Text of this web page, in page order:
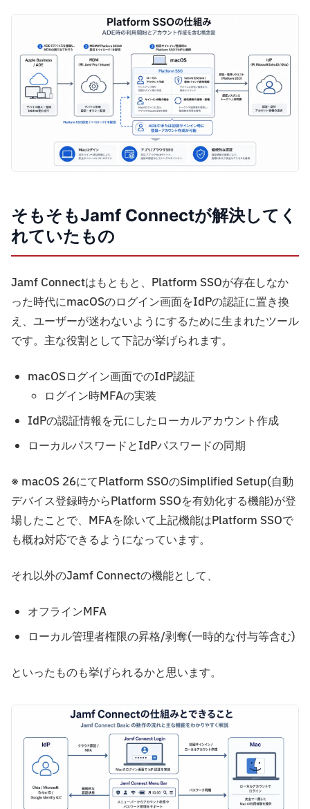
そもそもJamf Connectが解決してく
れていたもの
Jamf Connectはもともと、Platform SSOが存在しなか
った時代にmacOSのログイン画面をIdPの認証に置き換
え、ユーザーが迷わないようにするために生まれたツール
です。主な役割として下記が挙げられます。
macOSログイン画面でのIdP認証
ログイン時MFAの実装
IdPの認証情報を元にしたローカルアカウント作成
ローカルパスワードとIdPパスワードの同期
※ macOS 26にてPlatform SSOのSimplified Setup(自動
デバイス登録時からPlatform SSOを有効化する機能)が登
場したことで、MFAを除いて上記機能はPlatform SSOで
も概ね対応できるようになっています。
それ以外のJamf Connectの機能として、
オフラインMFA
ローカル管理者権限の昇格/剥奪(一時的な付与等含む)
といったものも挙げられるかと思います。